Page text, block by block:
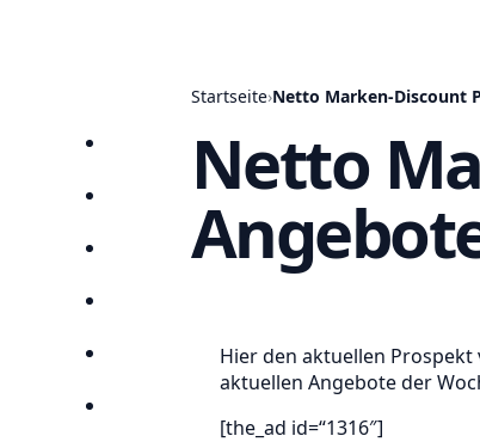
Startseite
Prospekte
Angebote
Lieblingsprospekte
Startseite›Netto Marken-Discount
Netto
Hier den aktuellen
aktuellen Angebote der
[the_ad id=“1316″]